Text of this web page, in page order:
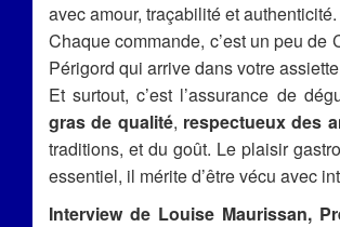
avec amour, traçabilité et authenticité.
Chaque commande, c’est un peu de
Périgord qui arrive dans votre
Et surtout, c’est l’assurance de
gras de qualité, respectueux des
traditions, et du goût. Le plaisir
essentiel, il mérite d’être vécu avec
Interview de Louise Maurissan,